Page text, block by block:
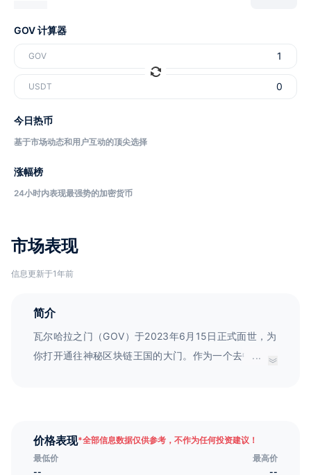
市场表现
信息更新于1年前
简介
瓦尔哈拉之门（GOV）于2023年6月15日正式面世，为
你打开通往神秘区块链王国的大门。作为一个去中心化
护重要数据的责任。同时，你还可以铸造治理符文，引
导整个王国的神秘资源流动。
...
价格表现*全部信息数据仅供参考，不作为任何投资建议！
最低价
最高价
--
--
GOV 计算器
GOV
USDT
今日热币
基于市场动态和用户互动的顶尖选择
涨幅榜
24小时内表现最强势的加密货币